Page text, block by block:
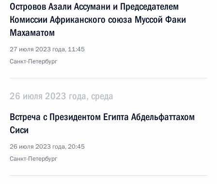
Островов Азали Ассумани и Председателем
Комиссии Африканского союза Муссой Факи
Махаматом
27 июля 2023 года, 11:45
Санкт-Петербург
26 июля 2023 года, среда
Встреча с Президентом Египта Абдельфаттахом
Сиси
26 июля 2023 года, 20:45
Санкт-Петербург